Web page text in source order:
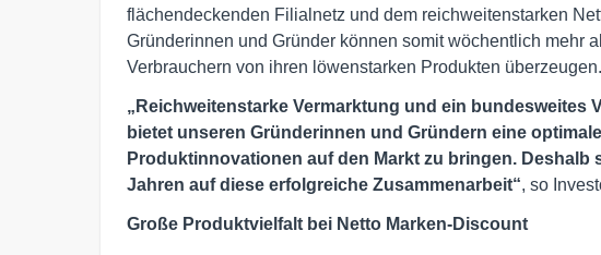
flächendeckenden Filialnetz und dem reichweitenstarken
Gründerinnen und Gründer können somit wöchentlich mehr
Verbrauchern von ihren löwenstarken Produkten überzeugen.
„Reichweitenstarke Vermarktung und ein bundesweites
bietet unseren Gründerinnen und Gründern eine
Produktinnovationen auf den Markt zu bringen. Deshalb
Jahren auf diese erfolgreiche Zusammenarbeit“, so
Große Produktvielfalt bei Netto Marken-Discount